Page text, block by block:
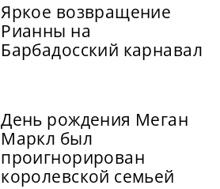
Яркое возвращение
Рианны на
Барбадосский карнавал
День рождения Меган
Маркл был
проигнорирован
королевской семьей